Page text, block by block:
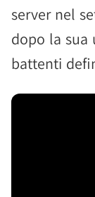
server nel
dopo la sua
battenti